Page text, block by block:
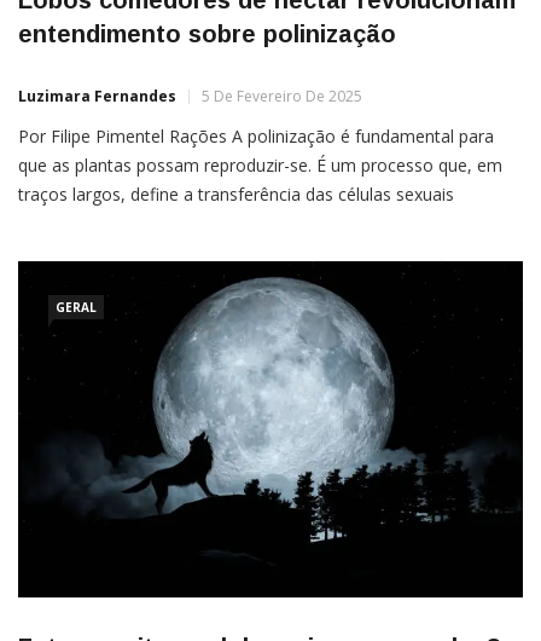
entendimento sobre polinização
Luzimara Fernandes 5 De Fevereiro De 2025
Por Filipe Pimentel Rações A polinização é fundamental para
que as plantas possam reproduzir-se. É um processo que, em
traços largos, define a transferência das células sexuais
meios abióticos, como o vento ou a água, mas […]
GERAL